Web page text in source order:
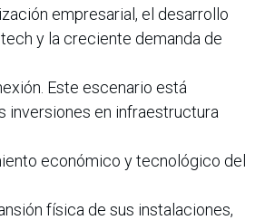
empresarial, el desarrollo
y la creciente demanda de
Este escenario está
inversiones en infraestructura
económico y tecnológico del
física de sus instalaciones,